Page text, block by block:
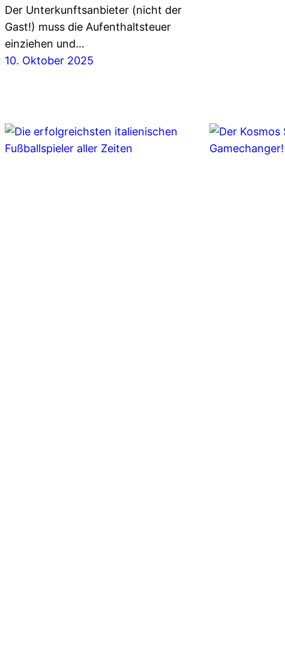
Der Unterkunftsanbieter (nicht der
Gast!) muss die Aufenthaltsteuer
einziehen und…
10. Oktober 2025